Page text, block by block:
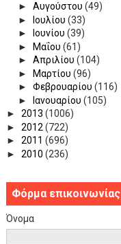
► Αυγούστου (49)
►
Ιουλίου (33)
►
Ιουνίου (39)
►
Μαΐου (61)
► Απριλίου (104)
►
Μαρτίου (96)
► Φεβρουαρίου (116)
►
Ιανουαρίου (105)
► 2013 (1006)
► 2012 (722)
► 2011 (696)
► 2010 (236)
Φόρμα επικοινωνίας
Όνομα